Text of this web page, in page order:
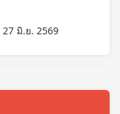
27 มิ.ย. 2569